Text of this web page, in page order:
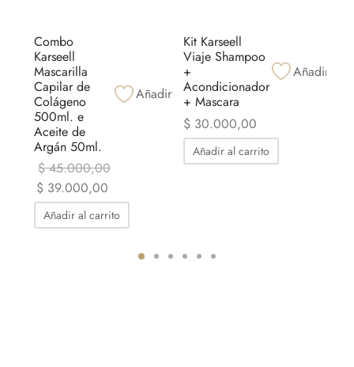
Combo
Karseell
Mascarilla
Capilar de
Colágeno
500ml. e
Aceite de
Argán 50ml.
Añadir
$45.000,00
El precio
original era:
$ 45.000,00.
$39.000,00
actual es:
$ 39.000,00.
Añadir al carrito
Kit Karseell
Viaje Shampoo
+
Acondicionador
+ Mascara
Añadir
$30.000,00
Añadir al carrito